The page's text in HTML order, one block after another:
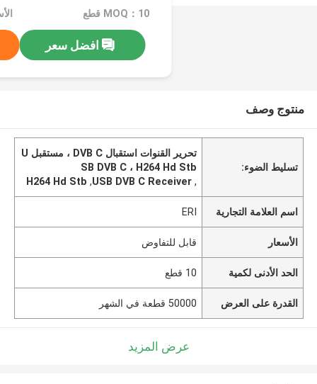
MOQ：10 قطع
افضل سعر
منتوج وصف
تسليط الضوء:
تحرير القنوات استقبال DVB C ، مستقبل U
SB DVB C ، H264 Hd Stb
,
USB DVB C Receiver
,
H264 Hd Stb
اسم العلامة التجارية ERI
الأسعار قابل للتفاوض
الحد الأدنى لكمية 10 قطع
القدرة على العرض 50000 قطعة في الشهر
عرض المزيد